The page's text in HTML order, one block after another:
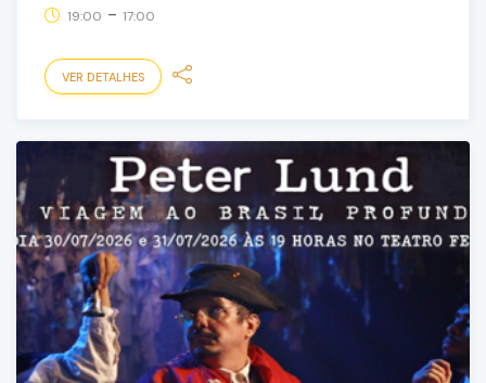
19:00 - 17:00
VER DETALHES